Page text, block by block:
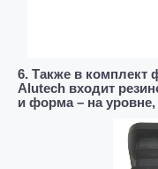
6. Также в комплект
Alutech входит
и форма – на уровне,